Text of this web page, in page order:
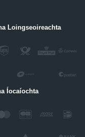
Loingseoireachta
Íocaíochta